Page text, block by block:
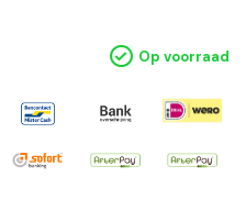
Op voorraad